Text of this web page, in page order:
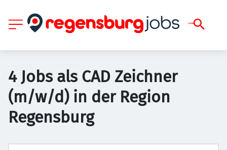
4 Jobs als CAD Zeichner
(m/w/d) in der Region
Regensburg